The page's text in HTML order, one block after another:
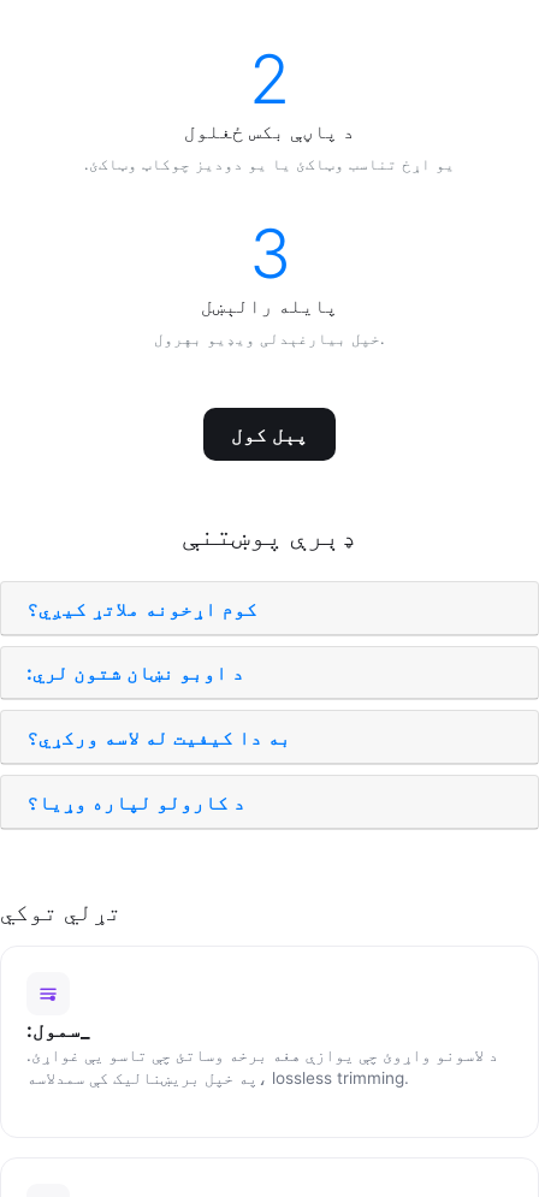
2
د پاڼې بکس ځغلول
.يو اړخ تناسب وټاکﺉ يا يو دوديز چوکاټ وټاکﺉ
3
پایله رالېښل
خپل بيارغېدلی ويډيو بهرول.
پېل کول
ډېرې پوښتنې
کوم اړخونه ملاتړ کيږي؟
:د اوبو نښان شتون لري
به دا کیفیت له لاسه ورکړي؟
د کارولو لپاره وړيا؟
تړلي توکي
:سمول_
د لاسونو واړوئ چې یوازې هغه برخه وساتئ چې تاسو یې غواړئ.
په خپل بریښنالیک کې سمدلاسه، lossless trimming.